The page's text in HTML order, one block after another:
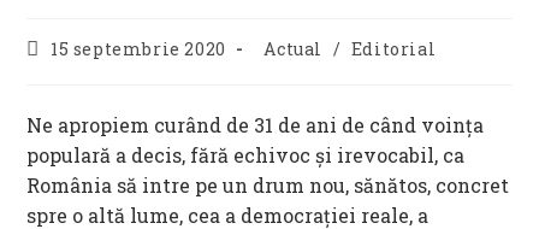
Post15 septembrie 2020
Post
Actual / Editorial
Ne apropiem curând de 31 de ani de când voința
populară a decis, fără echivoc și irevocabil, ca
România să intre pe un drum nou, sănătos, concret
spre o altă lume, cea a democrației reale, a